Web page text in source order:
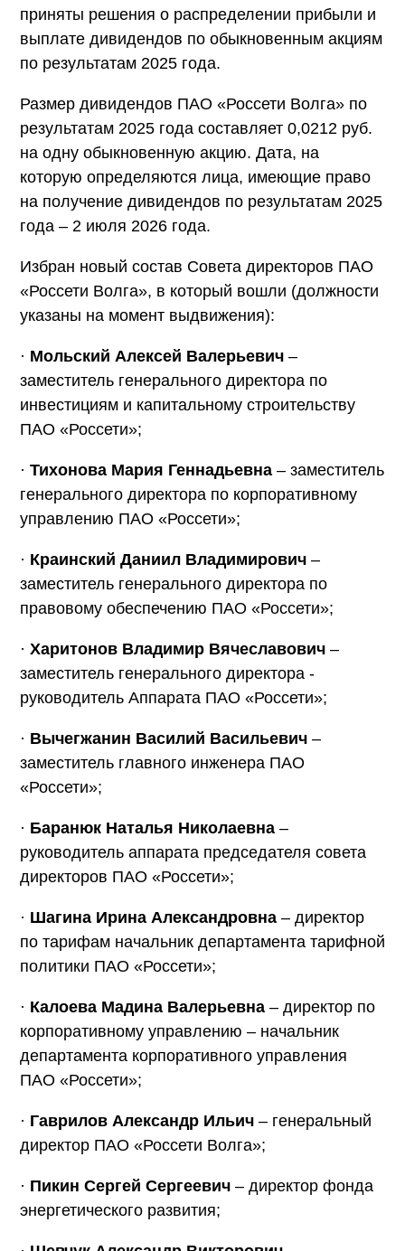
приняты решения о распределении прибыли и
выплате дивидендов по обыкновенным акциям
по результатам 2025 года.
Размер дивидендов ПАО «Россети Волга» по
результатам 2025 года составляет 0,0212 руб.
на одну обыкновенную акцию. Дата, на
которую определяются лица, имеющие право
на получение дивидендов по результатам 2025
года – 2 июля 2026 года.
Избран новый состав Совета директоров ПАО
«Россети Волга», в который вошли (должности
указаны на момент выдвижения):
· Мольский Алексей Валерьевич –
заместитель генерального директора по
инвестициям и капитальному строительству
ПАО «Россети»;
· Тихонова Мария Геннадьевна – заместитель
генерального директора по корпоративному
управлению ПАО «Россети»;
· Краинский Даниил Владимирович –
заместитель генерального директора по
правовому обеспечению ПАО «Россети»;
· Харитонов Владимир Вячеславович –
заместитель генерального директора -
руководитель Аппарата ПАО «Россети»;
· Вычегжанин Василий Васильевич –
заместитель главного инженера ПАО
«Россети»;
· Баранюк Наталья Николаевна –
руководитель аппарата председателя совета
директоров ПАО «Россети»;
· Шагина Ирина Александровна – директор
по тарифам начальник департамента тарифной
политики ПАО «Россети»;
· Калоева Мадина Валерьевна – директор по
корпоративному управлению – начальник
департамента корпоративного управления
ПАО «Россети»;
· Гаврилов Александр Ильич – генеральный
директор ПАО «Россети Волга»;
· Пикин Сергей Сергеевич – директор фонда
энергетического развития;